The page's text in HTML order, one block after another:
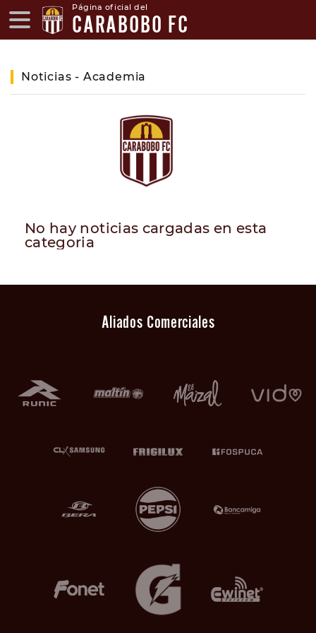
Página oficial del
CARABOBO FC
Noticias - Academia
No hay noticias cargadas en esta
categoria
Aliados Comerciales